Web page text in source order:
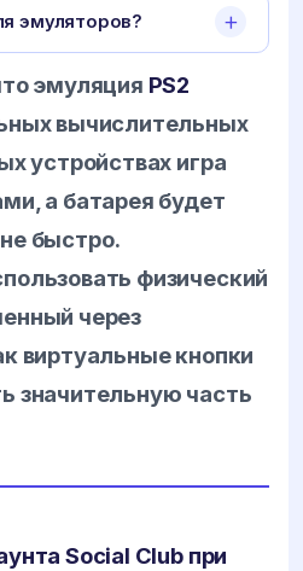
эмуляторов?
эмуляция PS2
вычислительных
устройствах игра
а батарея будет
быстро.
физический
через
виртуальные кнопки
значительную часть
Social Club при